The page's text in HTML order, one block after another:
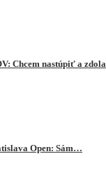
Chcem nastúpiť a
Open: Sám…